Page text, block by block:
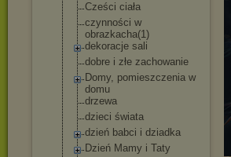
Cześci ciała
czynności w
obrazkacha(1)
dekoracje sali
dobre i złe zachowanie
Domy, pomieszczenia w
domu
drzewa
dzieci świata
dzień babci i dziadka
Dzień Mamy i Taty